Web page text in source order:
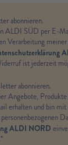
abonnieren.
ALDI SÜD per E-
Verarbeitung
ist jederzeit
abonnieren.
Angebote, Produkte
erhalten und bin mit
ALDI NORD